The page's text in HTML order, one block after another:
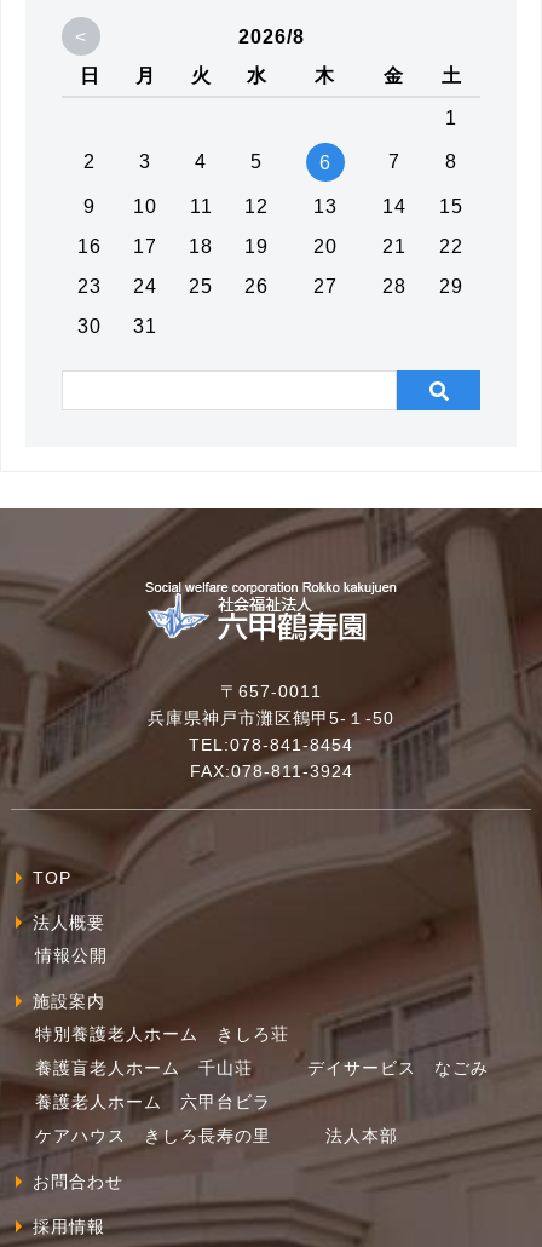
<
2026/8
日
月 火 水 木 金 土
1
2 3 4 5 6 7 8
9 10 11 12 13 14
15
16
17 18 19 20 21
22
23
24 25 26 27 28
29
30
31
〒657-0011
兵庫県神戸市灘区鶴甲5-１-50
TEL:078-841-8454
FAX:078-811-3924
TOP
法人概要
情報公開
施設案内
特別養護老人ホーム きしろ荘
養護盲老人ホーム 千山荘
デイサービス なごみ
養護老人ホーム 六甲台ビラ
ケアハウス きしろ長寿の里
法人本部
お問合わせ
採用情報